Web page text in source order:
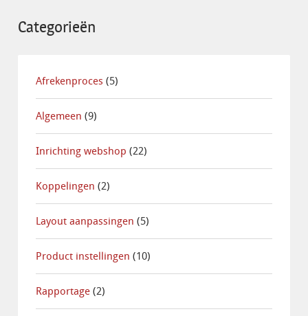
Categorieën
Afrekenproces (5)
Algemeen (9)
Inrichting webshop (22)
Koppelingen (2)
Layout aanpassingen (5)
Product instellingen (10)
Rapportage (2)